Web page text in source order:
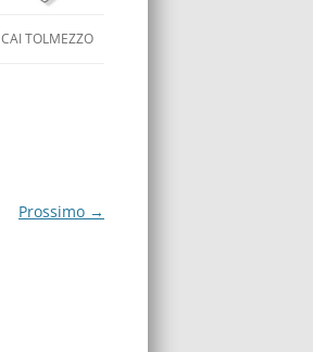
CAI TOLMEZZO
Prossimo →